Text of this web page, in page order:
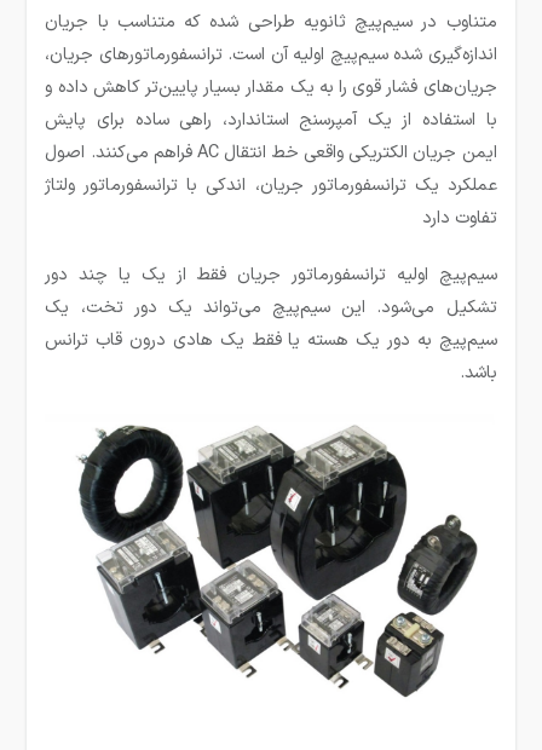
متناوب در سیم‌پیچ ثانویه طراحی شده که متناسب با جریان
اندازه‌گیری شده سیم‌پیچ اولیه آن است. ترانسفورماتورهای جریان،
جریان‌های فشار قوی را به یک مقدار بسیار پایین‌تر کاهش داده و
با استفاده از یک آمپرسنج استاندارد، راهی ساده برای پایش
ایمن جریان الکتریکی واقعی خط انتقال AC فراهم می‌کنند. اصول
عملکرد یک ترانسفورماتور جریان، اندکی با ترانسفورماتور ولتاژ
تفاوت دارد
سیم‌پیچ اولیه ترانسفورماتور جریان فقط از یک یا چند دور
تشکیل می‌شود. این سیم‌پیچ می‌تواند یک دور تخت، یک
سیم‌پیچ به دور یک هسته یا فقط یک هادی درون قاب ترانس
باشد.